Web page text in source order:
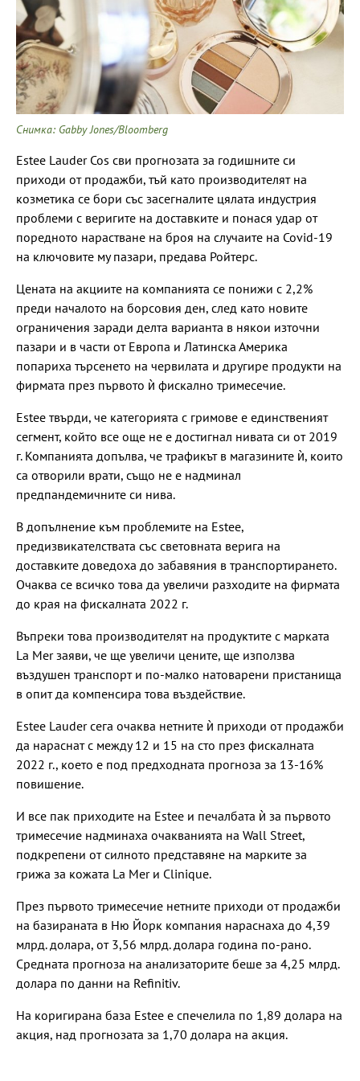
Снимка: Gabby Jones/Bloomberg
Estee Lauder Cos сви прогнозата за годишните си
приходи от продажби, тъй като производителят на
козметика се бори със засегналите цялата индустрия
проблеми с веригите на доставките и понася удар от
поредното нарастване на броя на случаите на Covid-19
на ключовите му пазари, предава Ройтерс.
Цената на акциите на компанията се понижи с 2,2%
преди началото на борсовия ден, след като новите
ограничения заради делта варианта в някои източни
пазари и в части от Европа и Латинска Америка
попариха търсенето на червилата и другире продукти на
фирмата през първото ѝ фискално тримесечие.
Estee твърди, че категорията с гримове е единственият
сегмент, който все още не е достигнал нивата си от 2019
г. Компанията допълва, че трафикът в магазините ѝ, които
са отворили врати, също не е надминал
предпандемичните си нива.
В допълнение към проблемите на Estee,
предизвикателствата със световната верига на
доставките доведоха до забавяния в транспортирането.
Очаква се всичко това да увеличи разходите на фирмата
до края на фискалната 2022 г.
Въпреки това производителят на продуктите с марката
La Mer заяви, че ще увеличи цените, ще използва
въздушен транспорт и по-малко натоварени пристанища
в опит да компенсира това въздействие.
Estee Lauder сега очаква нетните ѝ приходи от продажби
да нараснат с между 12 и 15 на сто през фискалната
2022 г., което е под предходната прогноза за 13-16%
повишение.
И все пак приходите на Estee и печалбата ѝ за първото
тримесечие надминаха очакванията на Wall Street,
подкрепени от силното представяне на марките за
грижа за кожата La Mer и Clinique.
През първото тримесечие нетните приходи от продажби
на базираната в Ню Йорк компания нараснаха до 4,39
млрд. долара, от 3,56 млрд. долара година по-рано.
Средната прогноза на анализаторите беше за 4,25 млрд.
долара по данни на Refinitiv.
На коригирана база Estee е спечелила по 1,89 долара на
акция, над прогнозата за 1,70 долара на акция.